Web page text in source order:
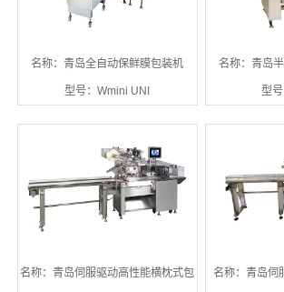
名称：青岛全自动保鲜膜包装机
型号：Wmini UNI
名称：青岛
型
名称：青岛伺服驱动高性能横枕式包 名称：青岛伺